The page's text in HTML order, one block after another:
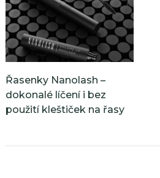
Řasenky Nanolash –
dokonalé líčení i bez
použití kleštiček na řasy